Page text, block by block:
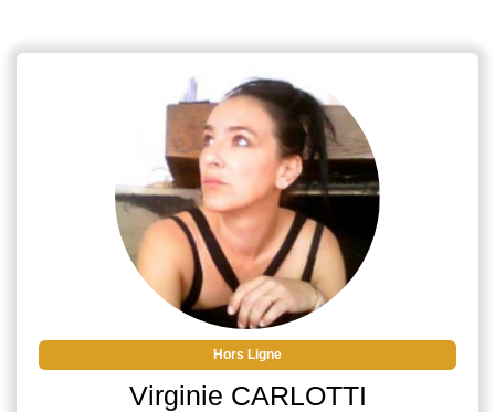
moins de 400 m de la plage, la Résidence
Capu Seninu propose 20 appartements du
studio au T3, entièrement rénovés en 2015.
Hors Ligne
Virginie CARLOTTI